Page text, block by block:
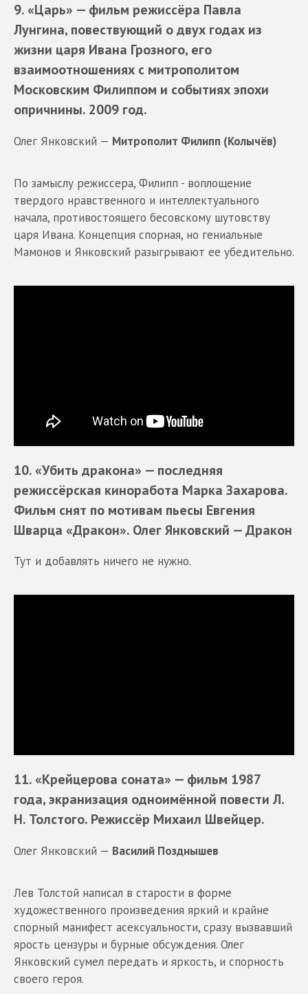
9. «Царь» — фильм режиссёра Павла
Лунгина, повествующий о двух годах из
жизни царя Ивана Грозного, его
взаимоотношениях с митрополитом
Московским Филиппом и событиях эпохи
опричнины. 2009 год.
Олег Янковский — Митрополит Филипп (Колычёв)
По замыслу режиссера, Филипп - воплощение
твердого нравственного и интеллектуального
начала, противостоящего бесовскому шутовству
царя Ивана. Концепция спорная, но гениальные
Мамонов и Янковский разыгрывают ее убедительно.
10. «Убить дракона» — последняя
режиссёрская киноработа Марка Захарова.
Фильм снят по мотивам пьесы Евгения
Шварца «Дракон». Олег Янковский — Дракон
Тут и добавлять ничего не нужно.
11. «Крейцерова соната» — фильм 1987
года, экранизация одноимённой повести Л.
Н. Толстого. Режиссёр Михаил Швейцер.
Олег Янковский — Василий Позднышев
Лев Толстой написал в старости в форме
художественного произведения яркий и крайне
спорный манифест асексуальности, сразу вызвавший
ярость цензуры и бурные обсуждения. Олег
Янковский сумел передать и яркость, и спорность
своего героя.